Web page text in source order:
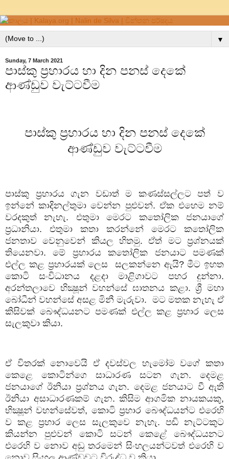
▼
Sunday, 7 March 2021
පාස්කු ප්‍රහාරය හා දින පනස් දෙකේ
ආණ්ඩුව වැට්ටවීම
පාස්කු ප්‍රහාරය හා දින පනස් දෙකේ
ආණ්ඩුව වැට්ටවීම
පාස්කු ප්‍රහාරය ගැන වඩාත් ම කණස්සල්ලට පත් ව
ඉන්නේ කාදිනල්තුමා වෙන්න පුළුවන්. ඒක එහෙම නම්
වරදකුත් නැහැ. එතුමා මෙරට කතෝලික ජනයාගේ
ප්‍රධානියා. එතුමා කතා කරන්නේ මෙරට කතෝලික
ජනතාව වෙනුවෙන් කියල හිතමු. ඒත් මට ප්‍රශ්නයක්
තියෙනවා. මේ ප්‍රහාරය කතෝලික ජනයාට පමණක්
එල්ල කළ ප්‍රහාරයක් ලෙස
සලකන්නෙ ඇයි?මීට ඉහත
කොටි සංවිධානය දළදා මාළිගාවට පහර දුන්නා.
අරන්තලාවෙ භික්‍ෂූන් වහන්සේ ඝාතනය කළා. ශ්‍රී මහා
බෝධීන් වහන්සේ අසළ මිනී මැරුවා. මට මතක නැහැ ඒ
කිසිවක් බෞද්ධයනට පමණක් එල්ල කළ ප්‍රහාර ලෙස
සැලකුවා කියා.
ඒ විතරක් නොවෙයි ඒ දවස්වල හැමෝම වගේ කතා
කෙළෙ කොටින්ගෙ සාධාරණ සටන ගැන. දෙමළ
ජනයාගේ ඊනියා ප්‍රශ්නය ගැන. දෙමළ ජනයාට වී ඇති
ඊනියා අසාධාරණකම් ගැන. කිසිම ආගමික නායකයකු,
භික්‍ෂූන් වහන්සේවත්, කොටි ප්‍රහාර බෞද්ධයන්ට එරෙහි
ව කළ ප්‍රහාර ලෙස සැලකුවෙ නැහැ. පඬි නැට්ටකුට
කියන්න පුළුවන් කොටි සටන් කෙළේ බෞද්ධයනට
එරෙහි ව නොව අඩු තරමෙන් සිංහලයන්ටවත් එරෙහි ව